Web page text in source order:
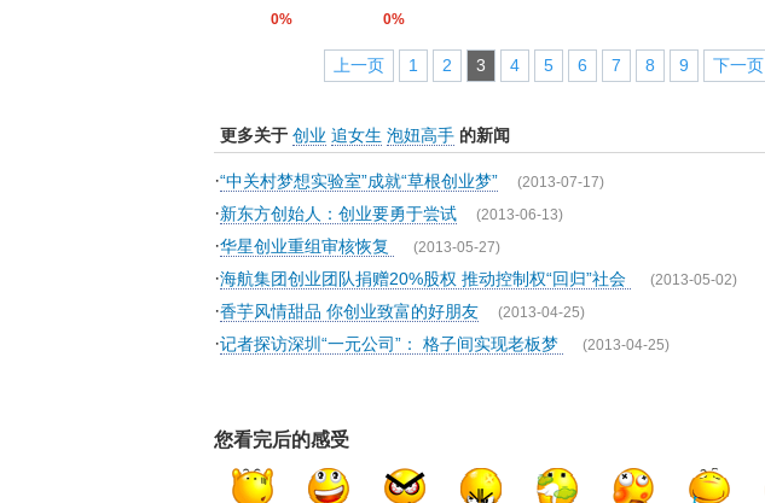
0% 0%
上一页 1 2 3 4 5 6 7 8 9 下一页
更多关于 创业 追女生 泡妞高手 的新闻
·“中关村梦想实验室”成就“草根创业梦” (2013-07-17)
·新东方创始人：创业要勇于尝试 (2013-06-13)
·华星创业重组审核恢复 (2013-05-27)
·海航集团创业团队捐赠20%股权 推动控制权“回归”社会 (2013-05-02)
·香芋风情甜品 你创业致富的好朋友 (2013-04-25)
·记者探访深圳“一元公司”： 格子间实现老板梦 (2013-04-25)
您看完后的感受